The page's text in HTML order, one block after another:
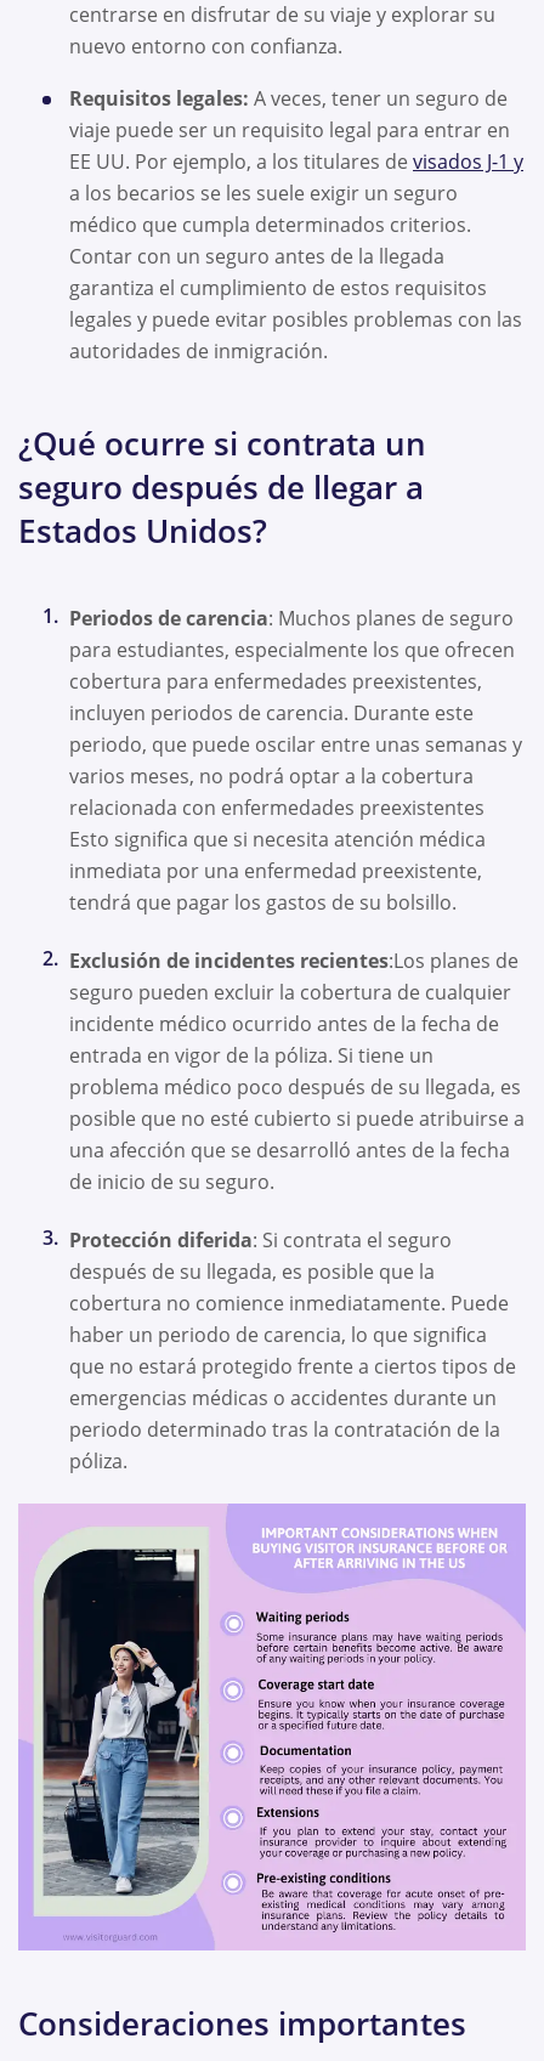
centrarse en disfrutar de su viaje y explorar su
nuevo entorno con confianza.
Requisitos legales: A veces, tener un seguro de
viaje puede ser un requisito legal para entrar en
EE UU. Por ejemplo, a los titulares de visados J-1 y
a los becarios se les suele exigir un seguro
médico que cumpla determinados criterios.
Contar con un seguro antes de la llegada
garantiza el cumplimiento de estos requisitos
legales y puede evitar posibles problemas con las
autoridades de inmigración.
¿Qué ocurre si contrata un
seguro después de llegar a
Estados Unidos?
Periodos de carencia: Muchos planes de seguro
para estudiantes, especialmente los que ofrecen
cobertura para enfermedades preexistentes,
incluyen periodos de carencia. Durante este
periodo, que puede oscilar entre unas semanas y
varios meses, no podrá optar a la cobertura
relacionada con enfermedades preexistentes
Esto significa que si necesita atención médica
inmediata por una enfermedad preexistente,
tendrá que pagar los gastos de su bolsillo.
Exclusión de incidentes recientes:Los planes de
seguro pueden excluir la cobertura de cualquier
incidente médico ocurrido antes de la fecha de
entrada en vigor de la póliza. Si tiene un
problema médico poco después de su llegada, es
posible que no esté cubierto si puede atribuirse a
una afección que se desarrolló antes de la fecha
de inicio de su seguro.
Protección diferida: Si contrata el seguro
después de su llegada, es posible que la
cobertura no comience inmediatamente. Puede
haber un periodo de carencia, lo que significa
que no estará protegido frente a ciertos tipos de
emergencias médicas o accidentes durante un
periodo determinado tras la contratación de la
póliza.
Consideraciones importantes